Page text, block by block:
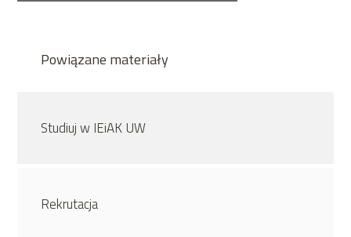
Powiązane materiały
Studiuj w IEiAK UW
Rekrutacja